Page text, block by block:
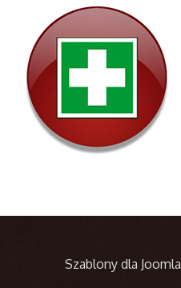
Szablony dla Joomla